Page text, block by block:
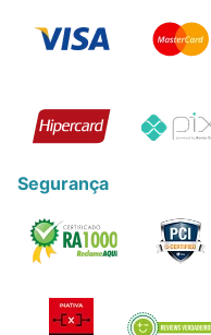
Segurança